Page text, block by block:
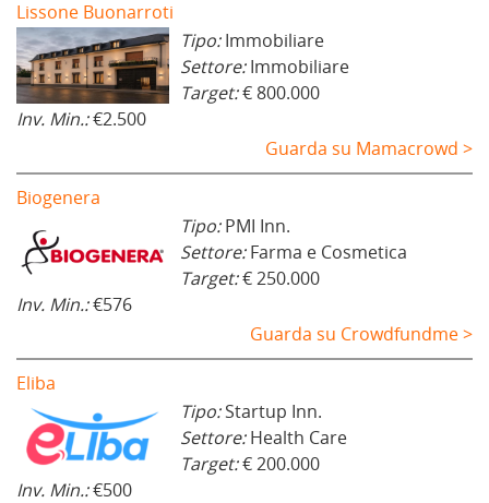
Lissone Buonarroti
Tipo:Immobiliare
Settore:Immobiliare
Target:€ 800.000
Inv. Min.:€2.500
Guarda su Mamacrowd >
Biogenera
Tipo:PMI Inn.
Settore:Farma e Cosmetica
Target:€ 250.000
Inv. Min.:€576
Guarda su Crowdfundme >
Eliba
Tipo:Startup Inn.
Settore:Health Care
Target:€ 200.000
Inv. Min.:€500